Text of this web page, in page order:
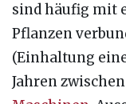
sind häufig mit
Pflanzen
(Einhaltung
Jahren